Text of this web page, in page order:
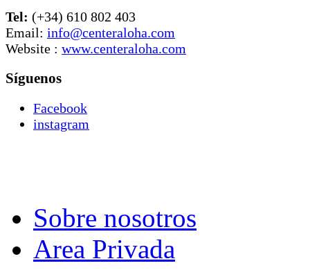
Tel: (+34) 610 802 403
Email: info@centeraloha.com
Website : www.centeraloha.com
Síguenos
Facebook
instagram
Sobre nosotros
Area Privada